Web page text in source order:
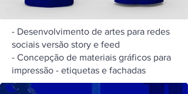
- Desenvolvimento de artes para redes
sociais versão story e feed
- Concepção de materiais gráficos para
impressão - etiquetas e fachadas